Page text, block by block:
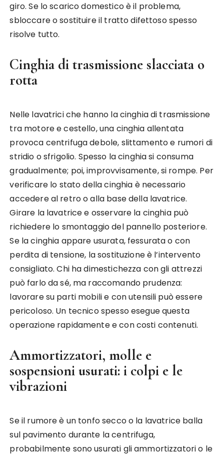
giro. Se lo scarico domestico è il problema,
sbloccare o sostituire il tratto difettoso spesso
risolve tutto.
Cinghia di trasmissione slacciata o
rotta
Nelle lavatrici che hanno la cinghia di trasmissione
tra motore e cestello, una cinghia allentata
provoca centrifuga debole, slittamento e rumori di
stridio o sfrigolio. Spesso la cinghia si consuma
gradualmente; poi, improvvisamente, si rompe. Per
verificare lo stato della cinghia è necessario
accedere al retro o alla base della lavatrice.
Girare la lavatrice e osservare la cinghia può
richiedere lo smontaggio del pannello posteriore.
Se la cinghia appare usurata, fessurata o con
perdita di tensione, la sostituzione è l’intervento
consigliato. Chi ha dimestichezza con gli attrezzi
può farlo da sé, ma raccomando prudenza:
lavorare su parti mobili e con utensili può essere
pericoloso. Un tecnico spesso esegue questa
operazione rapidamente e con costi contenuti.
Ammortizzatori, molle e
sospensioni usurati: i colpi e le
vibrazioni
Se il rumore è un tonfo secco o la lavatrice balla
sul pavimento durante la centrifuga,
probabilmente sono usurati gli ammortizzatori o le